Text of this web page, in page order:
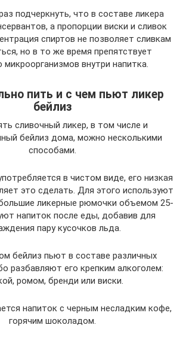
подчеркнуть, что в составе ликера
а пропорции виски и сливок
спиртов не позволяет сливкам
но в то же время препятствует
внутри напитка.
пить и с чем пьют ликер
бейлиз
сливочный ликер, в том числе и
бейлиз дома, можно несколькими
способами.
в чистом виде, его низкая
это сделать. Для этого используют
ликерные рюмочки объемом 25-
напиток после еды, добавив для
пару кусочков льда.
бейлиз пьют в составе различных
разбавляют его крепким алкоголем:
ромом, бренди или виски.
напиток с черным несладким кофе,
горячим шоколадом.